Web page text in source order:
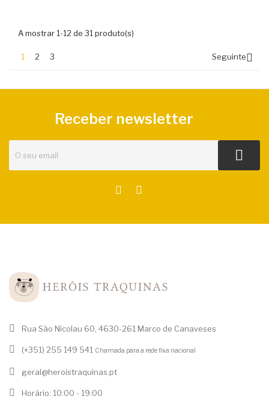
A mostrar 1-12 de 31 produto(s)
1 2 3 Seguinte
Receber newsletter
Rua São Nicolau 60, 4630-261 Marco de Canaveses
(+351) 255 149 541 Chamada para a rede fixa nacional
geral@heroistraquinas.pt
Horário: 10:00 - 19:00